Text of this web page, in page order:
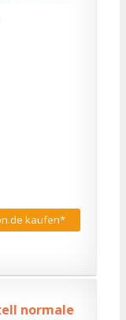
kaufen*
normale